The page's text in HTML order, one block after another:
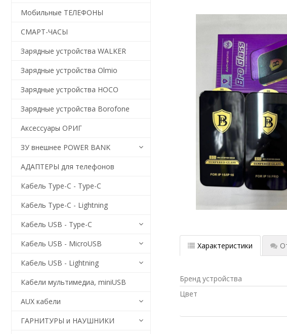
Характеристики
Бренд устройства
Цвет
Мобильные ТЕЛЕФОНЫ
СМАРТ-ЧАСЫ
Зарядные устройства WALKER
Зарядные устройства Olmio
Зарядные устройства HOCO
Зарядные устройства Borofone
Аксессуары ОРИГ
ЗУ внешнее POWER BANK
АДАПТЕРЫ для телефонов
Кабель Type-C - Type-C
Кабель Type-C - Lightning
Кабель USB - Type-C
Кабель USB - MicroUSB
Кабель USB - Lightning
Кабели мультимедиа, miniUSB
AUX кабели
ГАРНИТУРЫ и НАУШНИКИ